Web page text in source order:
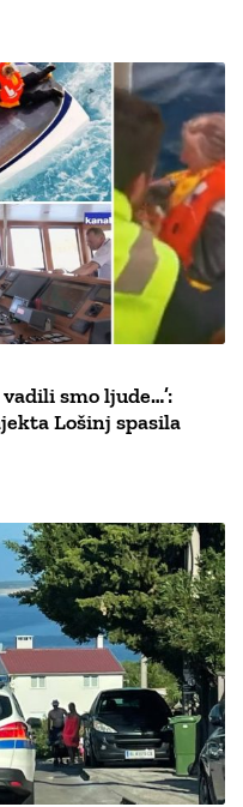
smo ljude…’:
Lošinj spasila